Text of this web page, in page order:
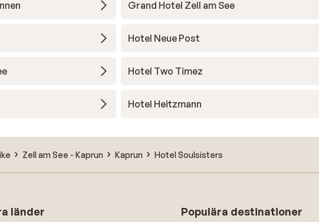
Grand Hotel Zell am See
Hotel Neue Post
Hotel Two Timez
Hotel Heitzmann
Zell am See - Kaprun Kaprun Hotel Soulsisters
länder Populära destinationer